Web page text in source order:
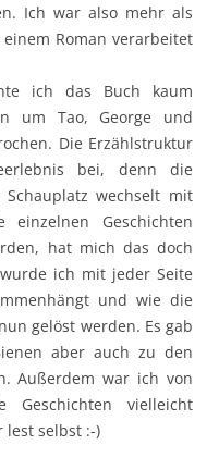
Ich war also mehr als
Roman verarbeitet
ich das Buch kaum
um Tao, George und
Die Erzählstruktur
bei, denn die
wechselt mit
Geschichten
hat mich das doch
ich mit jeder Seite
und wie die
gelöst werden. Es gab
aber auch zu den
Außerdem war ich von
vielleicht
lest selbst :-)